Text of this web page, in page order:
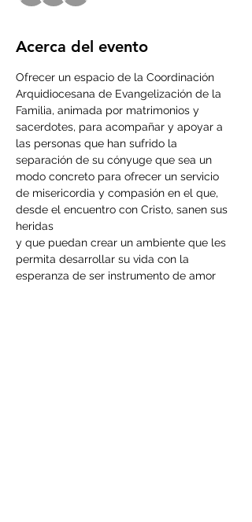
Acerca del evento
Ofrecer un espacio de la Coordinación
Arquidiocesana de Evangelización de la
Familia, animada por matrimonios y
sacerdotes, para acompañar y apoyar a
las personas que han sufrido la
separación de su cónyuge que sea un
modo concreto para ofrecer un servicio
de misericordia y compasión en el que,
desde el encuentro con Cristo, sanen sus
heridas
y que puedan crear un ambiente que les
permita desarrollar su vida con la
esperanza de ser instrumento de amor